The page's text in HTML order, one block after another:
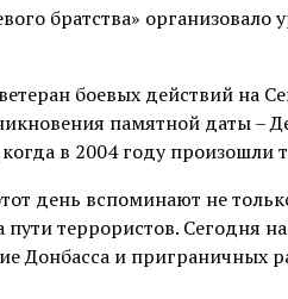
братства»
боевых действий на
памятной даты –
в 2004 году произошли
день вспоминают не
пути террористов. Сегодня
Донбасса и приграничных